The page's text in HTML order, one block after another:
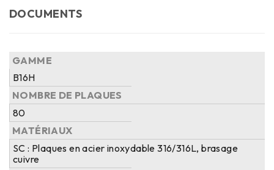
DOCUMENTS
GAMME
B16H
NOMBRE DE PLAQUES
80
MATÉRIAUX
SC : Plaques en acier inoxydable 316/316L, brasage
cuivre